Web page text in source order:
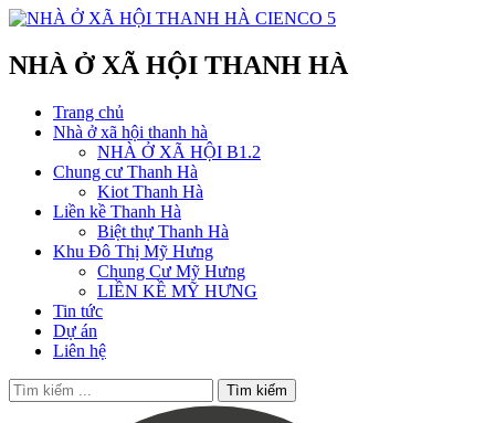
NHÀ Ở XÃ HỘI THANH HÀ
Trang chủ
Nhà ở xã hội thanh hà
NHÀ Ở XÃ HỘI B1.2
Chung cư Thanh Hà
Kiot Thanh Hà
Liền kề Thanh Hà
Biệt thự Thanh Hà
Khu Đô Thị Mỹ Hưng
Chung Cư Mỹ Hưng
LIỀN KỀ MỸ HƯNG
Tin tức
Dự án
Liên hệ